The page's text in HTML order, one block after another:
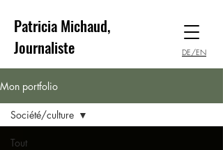
Patricia Michaud,
Journaliste
DE/EN
Mon portfolio
Tout
Société/culture